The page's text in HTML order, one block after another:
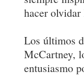
hacer olvidar
Los últimos
McCartney,
entusiasmo